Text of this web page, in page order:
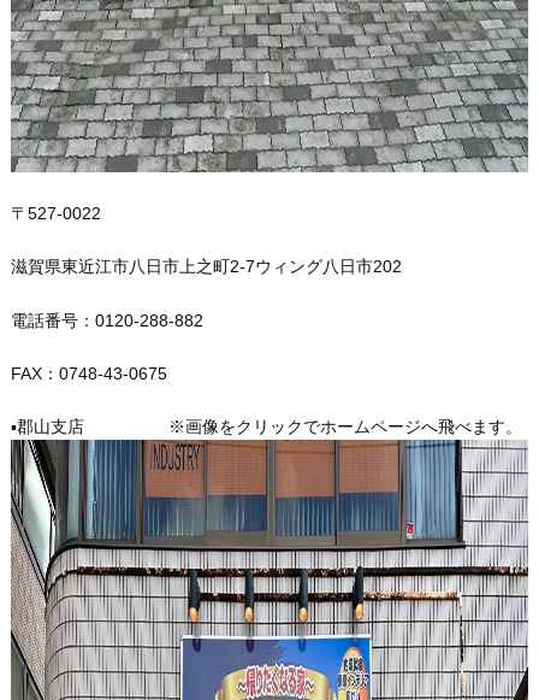
〒527-0022
滋賀県東近江市八日市上之町2-7ウィング八日市202
電話番号：0120-288-882
FAX：0748-43-0675
▪️郡山支店 ※画像をクリックでホームページへ飛べます。